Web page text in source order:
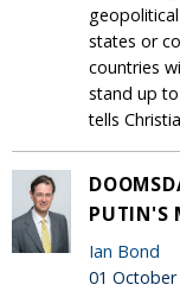
states or
countries
stand up to
tells
PUTIN'S
Ian Bond
01 October